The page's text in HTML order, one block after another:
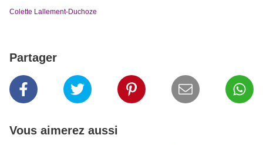
Colette Lallement-Duchoze
Partager
Vous aimerez aussi